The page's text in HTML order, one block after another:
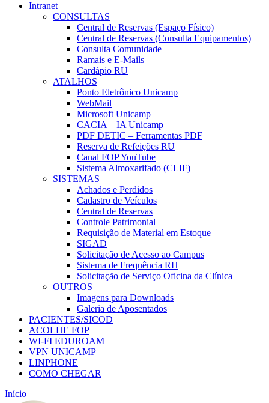
Intranet
CONSULTAS
Central de Reservas (Espaço Físico)
Central de Reservas (Consulta Equipamentos)
Consulta Comunidade
Ramais e E-Mails
Cardápio RU
ATALHOS
Ponto Eletrônico Unicamp
WebMail
Microsoft Unicamp
CACIA – IA Unicamp
PDF DETIC – Ferramentas PDF
Reserva de Refeições RU
Canal FOP YouTube
Sistema Almoxarifado (CLIF)
SISTEMAS
Achados e Perdidos
Cadastro de Veículos
Central de Reservas
Controle Patrimonial
Requisição de Material em Estoque
SIGAD
Solicitação de Acesso ao Campus
Sistema de Frequência RH
Solicitação de Serviço Oficina da Clínica
OUTROS
Imagens para Downloads
Galeria de Aposentados
PACIENTES/SICOD
ACOLHE FOP
WI-FI EDUROAM
VPN UNICAMP
LINPHONE
COMO CHEGAR
Início